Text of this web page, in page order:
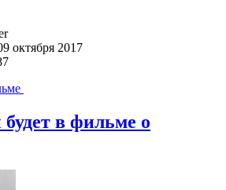
октября 2017
в фильме о